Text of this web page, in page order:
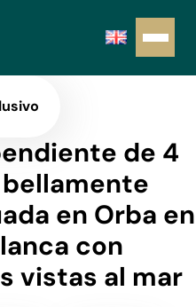
de 4
en Orba en
con
vistas al mar